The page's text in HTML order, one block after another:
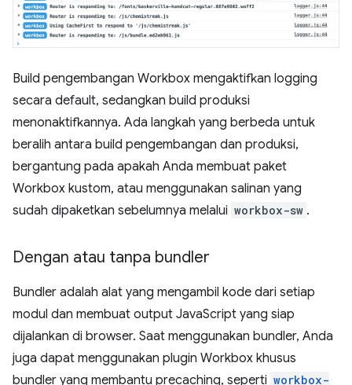
Build pengembangan Workbox mengaktifkan logging
secara default, sedangkan build produksi
menonaktifkannya. Ada langkah yang berbeda untuk
beralih antara build pengembangan dan produksi,
bergantung pada apakah Anda membuat paket
Workbox kustom, atau menggunakan salinan yang
sudah dipaketkan sebelumnya melalui workbox-sw .
Dengan atau tanpa bundler
Bundler adalah alat yang mengambil kode dari setiap
modul dan membuat output JavaScript yang siap
dijalankan di browser. Saat menggunakan bundler, Anda
juga dapat menggunakan plugin Workbox khusus
bundler yang membantu precaching, seperti workbox-